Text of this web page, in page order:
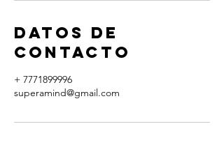
Datos de
contacto
+ 7771899996
superamind@gmail.com